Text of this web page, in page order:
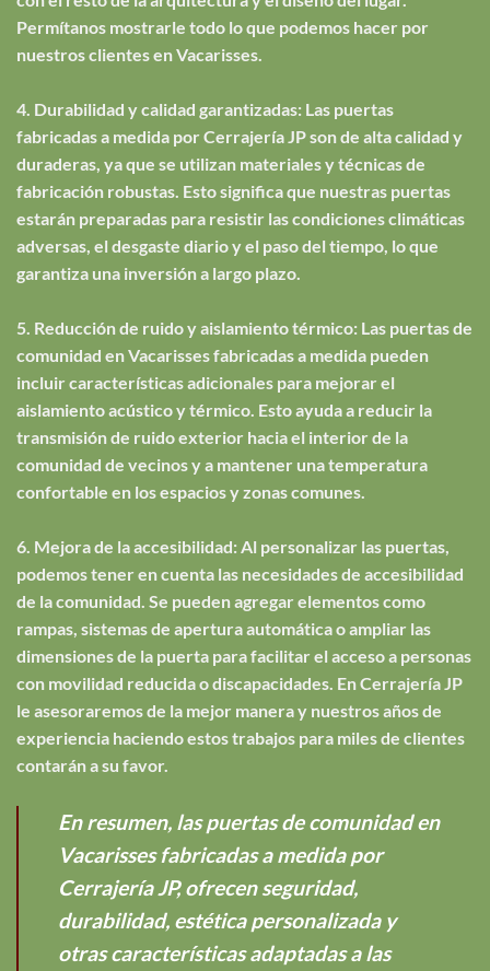
Permítanos mostrarle todo lo que podemos hacer por
nuestros clientes en Vacarisses.
4. Durabilidad y calidad garantizadas: Las puertas
fabricadas a medida por Cerrajería JP son de alta calidad y
duraderas, ya que se utilizan materiales y técnicas de
fabricación robustas. Esto significa que nuestras puertas
estarán preparadas para resistir las condiciones climáticas
adversas, el desgaste diario y el paso del tiempo, lo que
garantiza una inversión a largo plazo.
5. Reducción de ruido y aislamiento térmico: Las puertas de
comunidad en Vacarisses fabricadas a medida pueden
incluir características adicionales para mejorar el
aislamiento acústico y térmico. Esto ayuda a reducir la
transmisión de ruido exterior hacia el interior de la
comunidad de vecinos y a mantener una temperatura
confortable en los espacios y zonas comunes.
6. Mejora de la accesibilidad: Al personalizar las puertas,
podemos tener en cuenta las necesidades de accesibilidad
de la comunidad. Se pueden agregar elementos como
rampas, sistemas de apertura automática o ampliar las
dimensiones de la puerta para facilitar el acceso a personas
con movilidad reducida o discapacidades. En Cerrajería JP
le asesoraremos de la mejor manera y nuestros años de
experiencia haciendo estos trabajos para miles de clientes
contarán a su favor.
En resumen, las puertas de comunidad en
Vacarisses fabricadas a medida por
Cerrajería JP, ofrecen seguridad,
durabilidad, estética personalizada y
otras características adaptadas a las